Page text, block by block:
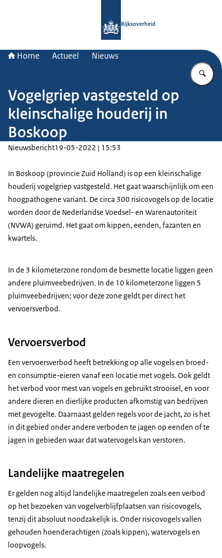
Rijksoverheid
Home Actueel Nieuws
Vogelgriep vastgesteld op
kleinschalige houderij in
Boskoop
Nieuwsbericht19-05-2022 | 15:53
In Boskoop (provincie Zuid Holland) is op een kleinschalige
houderij vogelgriep vastgesteld. Het gaat waarschijnlijk om een
hoogpathogene variant. De circa 300 risicovogels op de locatie
worden door de Nederlandse Voedsel- en Warenautoriteit
(NVWA) geruimd. Het gaat om kippen, eenden, fazanten en
kwartels.
In de 3 kilometerzone rondom de besmette locatie liggen geen
andere pluimveebedrijven. In de 10 kilometerzone liggen 5
pluimveebedrijven; voor deze zone geldt per direct het
vervoersverbod.
Vervoersverbod
Een vervoersverbod heeft betrekking op alle vogels en broed-
en consumptie-eieren vanaf een locatie met vogels. Ook geldt
het verbod voor mest van vogels en gebruikt strooisel, en voor
andere dieren en dierlijke producten afkomstig van bedrijven
met gevogelte. Daarnaast gelden regels voor de jacht, zo is het
in dit gebied onder andere verboden te jagen op eenden of te
jagen in gebieden waar dat watervogels kan verstoren.
Landelijke maatregelen
Er gelden nog altijd landelijke maatregelen zoals een verbod
op het bezoeken van vogelverblijfplaatsen van risicovogels,
tenzij dit absoluut noodzakelijk is. Onder risicovogels vallen
gehouden hoenderachtigen (zoals kippen), watervogels en
loopvogels.